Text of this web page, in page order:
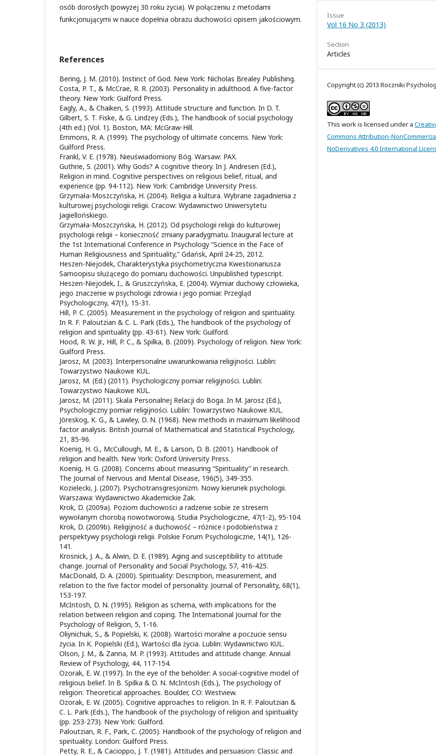
osób dorosłych (powyżej 30 roku życia). W połączeniu z metodami
funkcjonującymi w nauce dopełnia obrazu duchowości opisem jakościowym.
References
Bering, J. M. (2010). Instinct of God. New York: Nicholas Brealey Publishing.
Costa, P. T., & McCrae, R. R. (2003). Personality in adulthood. A five-factor
theory. New York: Guilford Press.
Eagly, A., & Chaiken, S. (1993). Attitude structure and function. In D. T.
Gilbert, S. T. Fiske, & G. Lindzey (Eds.), The handbook of social psychology
(4th ed.) (Vol. 1). Boston, MA: McGraw-Hill.
Emmons, R. A. (1999). The psychology of ultimate concerns. New York:
Guilford Press.
Frankl, V. E. (1978). Nieuświadomiony Bóg. Warsaw: PAX.
Guthrie, S. (2001). Why Gods? A cognitive theory. In J. Andresen (Ed.),
Religion in mind. Cognitive perspectives on religious belief, ritual, and
experience (pp. 94-112). New York: Cambridge University Press.
Grzymała-Moszczyńska, H. (2004). Religia a kultura. Wybrane zagadnienia z
kulturowej psychologii religii. Cracow: Wydawnictwo Uniwersytetu
Jagiellońskiego.
Grzymała-Moszczyńska, H. (2012). Od psychologii religii do kulturowej
psychologii religii – konieczność zmiany paradygmatu. Inaugural lecture at
the 1st International Conference in Psychology “Science in the Face of
Human Religiousness and Spirituality,” Gdańsk, April 24-25, 2012.
Heszen-Niejodek, Charakterystyka psychometryczna Kwestionariusza
Samoopisu służącego do pomiaru duchowości. Unpublished typescript.
Heszen-Niejodek, I., & Gruszczyńska, E. (2004). Wymiar duchowy człowieka,
jego znaczenie w psychologii zdrowia i jego pomiar. Przegląd
Psychologiczny, 47(1), 15-31.
Hill, P. C. (2005). Measurement in the psychology of religion and spirituality.
In R. F. Paloutzian & C. L. Park (Eds.), The handbook of the psychology of
religion and spirituality (pp. 43-61). New York: Guilford.
Hood, R. W. Jr., Hill, P. C., & Spilka, B. (2009). Psychology of religion. New York:
Guilford Press.
Jarosz, M. (2003). Interpersonalne uwarunkowania religijności. Lublin:
Towarzystwo Naukowe KUL.
Jarosz, M. (Ed.) (2011). Psychologiczny pomiar religijności. Lublin:
Towarzystwo Naukowe KUL.
Jarosz, M. (2011). Skala Personalnej Relacji do Boga. In M. Jarosz (Ed.),
Psychologiczny pomiar religijności. Lublin: Towarzystwo Naukowe KUL.
Jöreskog, K. G., & Lawley, D. N. (1968). New methods in maximum likelihood
factor analysis. British Journal of Mathematical and Statistical Psychology,
21, 85-96.
Koenig, H. G., McCullough, M. E., & Larson, D. B. (2001). Handbook of
religion and health. New York: Oxford University Press.
Koenig, H. G. (2008). Concerns about measuring “Spirituality” in research.
The Journal of Nervous and Mental Disease, 196(5), 349-355.
Kozielecki, J. (2007). Psychotransgresjonizm. Nowy kierunek psychologii.
Warszawa: Wydawnictwo Akademickie Żak.
Krok, D. (2009a). Poziom duchowości a radzenie sobie ze stresem
wywołanym chorobą nowotworową. Studia Psychologiczne, 47(1-2), 95-104.
Krok, D. (2009b). Religijność a duchowość – różnice i podobieństwa z
perspektywy psychologii religii. Polskie Forum Psychologiczne, 14(1), 126-
141.
Krosnick, J. A., & Alwin, D. E. (1989). Aging and susceptibility to attitude
change. Journal of Personality and Social Psychology, 57, 416-425.
MacDonald, D. A. (2000). Spirituality: Description, measurement, and
relation to the five factor model of personality. Journal of Personality, 68(1),
153-197.
McIntosh, D. N. (1995). Religion as schema, with implications for the
relation between religion and coping. The International Journal for the
Psychology of Religion, 5, 1-16.
Oliynichuk, S., & Popielski, K. (2008). Wartości moralne a poczucie sensu
życia. In K. Popielski (Ed.), Wartości dla życia. Lublin: Wydawnictwo KUL.
Olson, J. M., & Zanna, M. P. (1993). Attitudes and attitude change. Annual
Review of Psychology, 44, 117-154.
Ozorak, E. W. (1997). In the eye of the beholder: A social-cognitive model of
religious belief. In B. Spilka & D. N. McIntosh (Eds.), The psychology of
religion: Theoretical approaches. Boulder, CO: Westview.
Ozorak, E. W. (2005). Cognitive approaches to religion. In R. F. Paloutzian &
C. L. Park (Eds.), The handbook of the psychology of religion and spirituality
(pp. 253-273). New York: Guilford.
Paloutzian, R. F., Park, C. (2005). Handbook of the psychology of religion and
spirituality. London: Guilford Press.
Petty, R. E., & Cacioppo, J. T. (1981). Attitudes and persuasion: Classic and
Issue
Vol 16 No 3 (2013)
Section
Articles
Copyright (c) 2013 Roczniki
This work is licensed under a
Commons Attribution-
NoDerivatives 4.0 International